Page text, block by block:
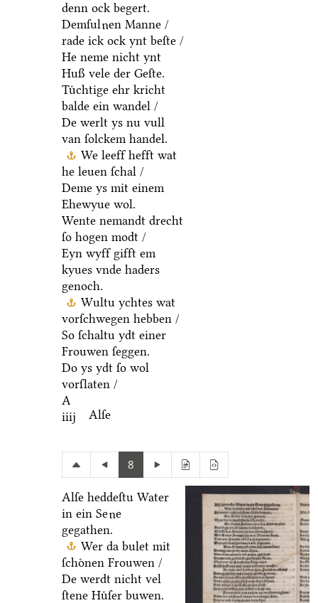
denn ock begert.
Demſuluen Manne /
rade ick ock ynt beſte /
He neme nicht ynt
Huß vele der Geſte.
Tuͤchtige ehr kricht
balde ein wandel /
De werlt ys nu vull
van ſolckem handel.
We leeff hefft wat
he leuen ſchal /
Deme ys mit einem
Ehewyue wol.
Wente nemandt drecht
ſo hogen modt /
Eyn wyff gifft em
kyues vnde haders
genoch.
Wultu ychtes wat
vorſchwegen hebben /
So ſchaltu ydt einer
Frouwen ſeggen.
Do ys ydt ſo wol
vorſlaten /
A
iiij
Alſe
8
Alſe heddeſtu Water
in ein Seue
gegathen.
Wer da bulet mit
ſchoͤnen Frouwen /
De werdt nicht vel
ſtene Huͤſer buwen.